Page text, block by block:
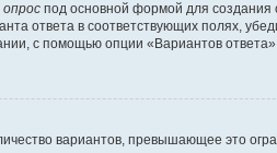
под основной формой для создания
ответа в соответствующих полях,
с помощью опции «Вариантов
вариантов, превышающее это